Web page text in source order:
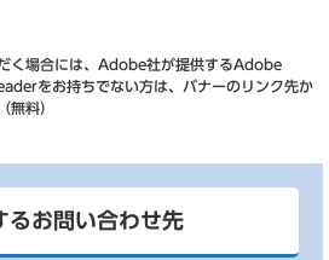
く場合には、Adobe社が提供するAdobe
をお持ちでない方は、バナーのリンク先か
無料）
るお問い合わせ先